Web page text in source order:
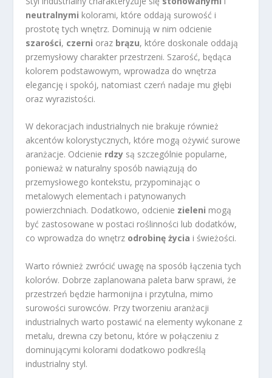
neutralnymi kolorami, które oddają surowość i
prostotę tych wnętrz. Dominują w nim odcienie
szarości, czerni oraz brązu, które doskonale oddają
przemysłowy charakter przestrzeni. Szarość, będąca
kolorem podstawowym, wprowadza do wnętrza
elegancję i spokój, natomiast czerń nadaje mu głębi
oraz wyrazistości.
W dekoracjach industrialnych nie brakuje również
akcentów kolorystycznych, które mogą ożywić surowe
aranżacje. Odcienie rdzy są szczególnie popularne,
ponieważ w naturalny sposób nawiązują do
przemysłowego kontekstu, przypominając o
metalowych elementach i patynowanych
powierzchniach. Dodatkowo, odcienie zieleni mogą
być zastosowane w postaci roślinności lub dodatków,
co wprowadza do wnętrz odrobinę życia i świeżości.
Warto również zwrócić uwagę na sposób łączenia tych
kolorów. Dobrze zaplanowana paleta barw sprawi, że
przestrzeń będzie harmonijna i przytulna, mimo
surowości surowców. Przy tworzeniu aranżacji
industrialnych warto postawić na elementy wykonane z
metalu, drewna czy betonu, które w połączeniu z
dominującymi kolorami dodatkowo podkreślą
industrialny styl.